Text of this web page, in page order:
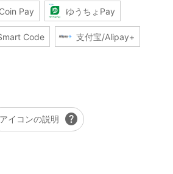
Pay ゆうちょPay
Code 支付宝/Alipay+
アイコンの説明 help